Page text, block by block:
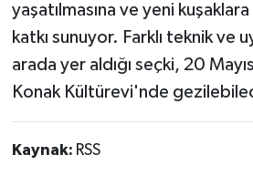
yaşatılmasına ve yeni kuşaklara
katkı sunuyor. Farklı teknik ve
arada yer aldığı seçki, 20
Konak Kültürevi'nde
Kaynak: RSS